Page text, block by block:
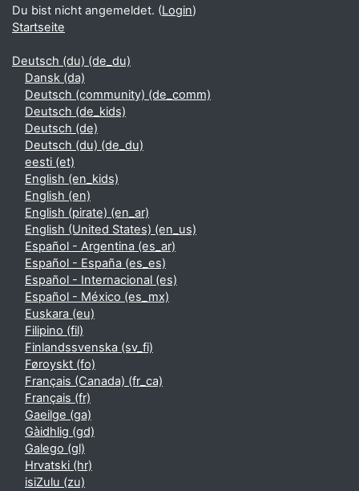
Du bist nicht angemeldet. (Login)
Startseite
Deutsch (du) ‎(de_du)‎
Dansk ‎(da)‎
Deutsch (community) ‎(de_comm)‎
Deutsch ‎(de_kids)‎
Deutsch ‎(de)‎
Deutsch (du) ‎(de_du)‎
eesti ‎(et)‎
English ‎(en_kids)‎
English ‎(en)‎
English (pirate) ‎(en_ar)‎
English (United States) ‎(en_us)‎
Español - Argentina ‎(es_ar)‎
Español - España ‎(es_es)‎
Español - Internacional ‎(es)‎
Español - México ‎(es_mx)‎
Euskara ‎(eu)‎
Filipino ‎(fil)‎
Finlandssvenska ‎(sv_fi)‎
Føroyskt ‎(fo)‎
Français (Canada) ‎(fr_ca)‎
Français ‎(fr)‎
Gaeilge ‎(ga)‎
Gàidhlig ‎(gd)‎
Galego ‎(gl)‎
Hrvatski ‎(hr)‎
isiZulu ‎(zu)‎